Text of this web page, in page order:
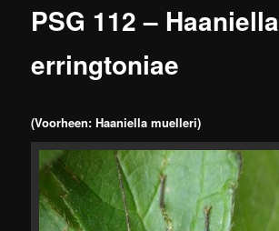
PSG 112 – Haaniella
erringtoniae
(Voorheen: Haaniella muelleri)